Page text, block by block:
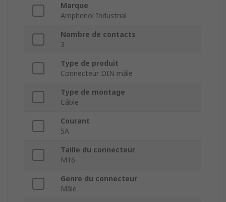
Marque
Amphenol Industrial
Nombre de contacts
3
Type de produit
Connecteur DIN mâle
Type de montage
Câble
Courant
5A
Taille du connecteur
M16
Genre du connecteur
Mâle